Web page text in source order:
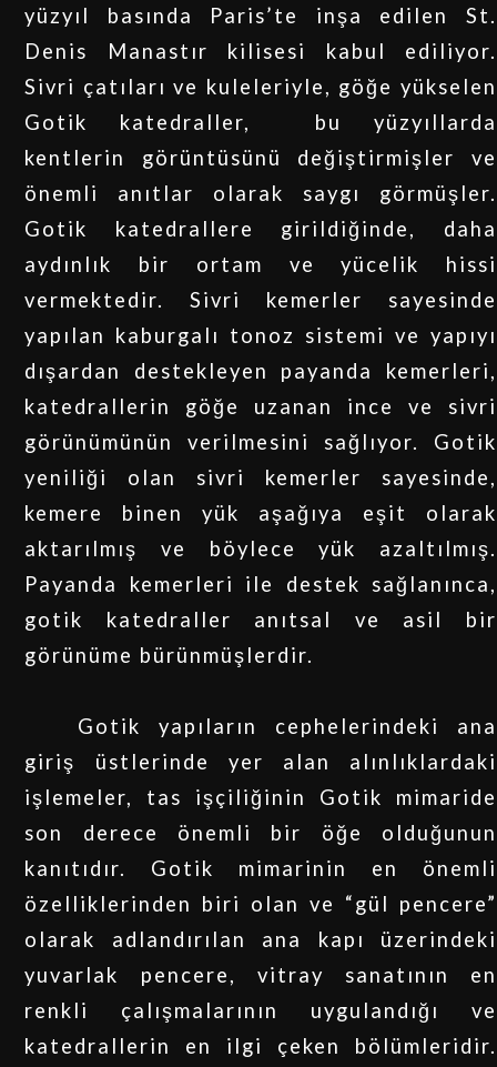
yüzyıl basında Paris’te inşa edilen St.
Denis Manastır kilisesi kabul ediliyor.
Sivri çatıları ve kuleleriyle, göğe yükselen
Gotik katedraller, bu yüzyıllarda
kentlerin görüntüsünü değiştirmişler ve
önemli anıtlar olarak saygı görmüşler.
Gotik katedrallere girildiğinde, daha
aydınlık bir ortam ve yücelik hissi
vermektedir. Sivri kemerler sayesinde
yapılan kaburgalı tonoz sistemi ve yapıyı
dışardan destekleyen payanda kemerleri,
katedrallerin göğe uzanan ince ve sivri
görünümünün verilmesini sağlıyor. Gotik
yeniliği olan sivri kemerler sayesinde,
kemere binen yük aşağıya eşit olarak
aktarılmış ve böylece yük azaltılmış.
Payanda kemerleri ile destek sağlanınca,
gotik katedraller anıtsal ve asil bir
görünüme bürünmüşlerdir.
Gotik yapıların cephelerindeki ana
giriş üstlerinde yer alan alınlıklardaki
işlemeler, tas işçiliğinin Gotik mimaride
son derece önemli bir öğe olduğunun
kanıtıdır. Gotik mimarinin en önemli
özelliklerinden biri olan ve “gül pencere”
olarak adlandırılan ana kapı üzerindeki
yuvarlak pencere, vitray sanatının en
renkli çalışmalarının uygulandığı ve
katedrallerin en ilgi çeken bölümleridir.